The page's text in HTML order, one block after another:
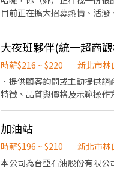
教育訓練 🏫智取店 ★油資、
話:☎️0909920285☎️ 找 Ada🙋‍♀️
目前正在擴大招募熱情、活
提供顧客專業的產品諮詢與建議
1. 提供顧客產品售後服務說明，
1. 學習並執行電動產品的安
產品。 其他： 1. 協助出貨、打包、理貨等相關作業。 2. 完成主管交辦的其他事項。 特質： 1. 活潑開朗、親切有禮，具備良好的
溝通能力及服務熱忱。 2. 對
大夜班夥伴(統一超商觀
時薪$216 ~ $220
新北市林
．提供顧客詢問或主動提供
特徵、品質與價格及示範操作
加油站
時薪$196 ~ $210
新北市林
本公司為台亞石油股份有限公